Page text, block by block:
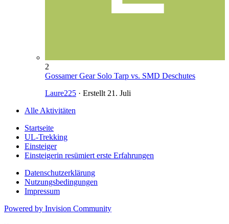
2
Gossamer Gear Solo Tarp vs. SMD Deschutes
Laure225 · Erstellt 21. Juli
Alle Aktivitäten
Startseite
UL-Trekking
Einsteiger
Einsteigerin resümiert erste Erfahrungen
Datenschutzerklärung
Nutzungsbedingungen
Impressum
Powered by Invision Community